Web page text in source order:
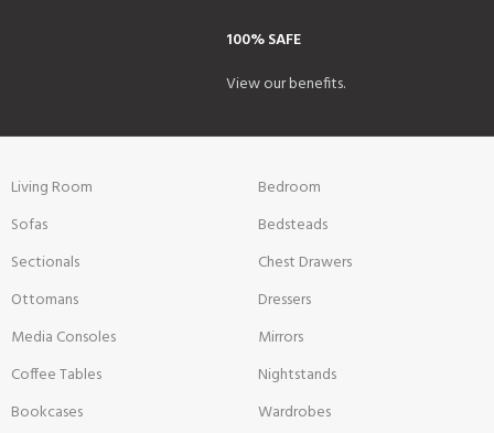
100% SAFE
View our benefits.
Living Room
Sofas
Sectionals
Ottomans
Media Consoles
Coffee Tables
Bookcases
Bedroom
Bedsteads
Chest Drawers
Dressers
Mirrors
Nightstands
Wardrobes